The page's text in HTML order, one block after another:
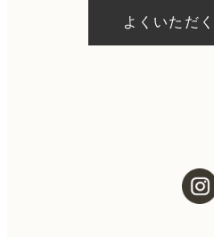
ただける施術もございま
希望の場合は、ご予約の
よくいただ